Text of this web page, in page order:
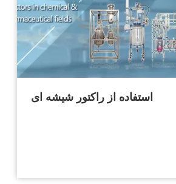
استفاده از راکتور شیشه ای